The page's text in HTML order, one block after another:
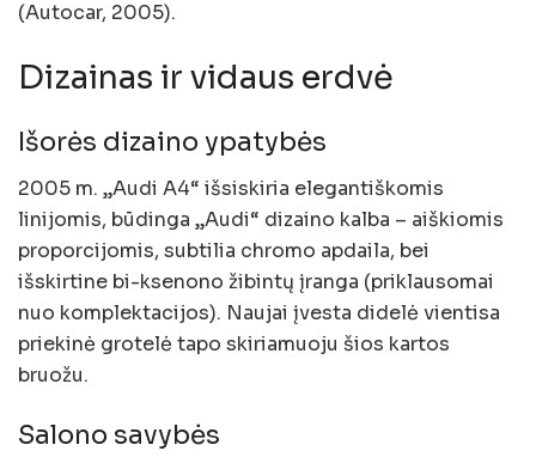
(Autocar, 2005).
Dizainas ir vidaus erdvė
Išorės dizaino ypatybės
2005 m. „Audi A4“ išsiskiria elegantiškomis
linijomis, būdinga „Audi“ dizaino kalba – aiškiomis
proporcijomis, subtilia chromo apdaila, bei
išskirtine bi-ksenono žibintų įranga (priklausomai
nuo komplektacijos). Naujai įvesta didelė vientisa
priekinė grotelė tapo skiriamuoju šios kartos
bruožu.
Salono savybės